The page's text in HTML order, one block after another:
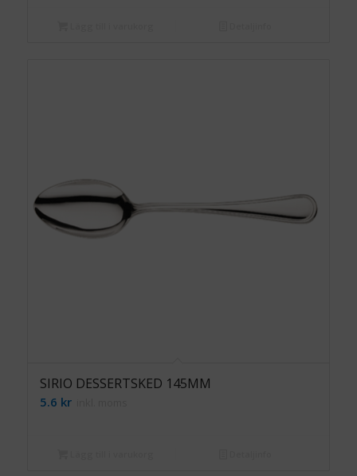
SIRIO DESSERTSKED 145MM
5.6 krinkl. moms